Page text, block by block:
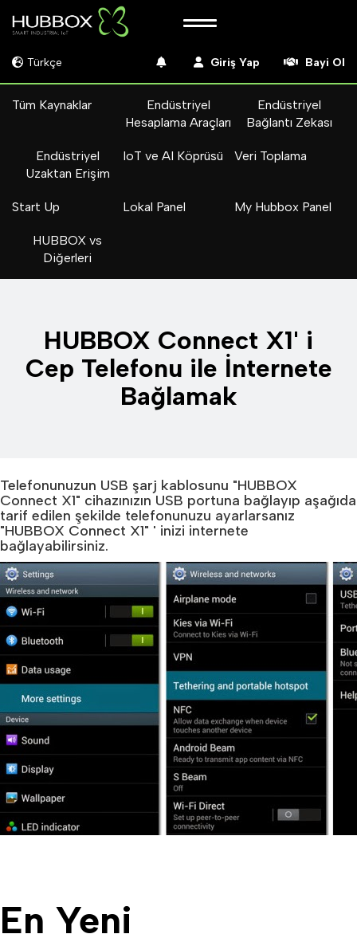
Türkçe Giriş Yap Bayi Ol
Tüm Kaynaklar
Endüstriyel
Hesaplama Araçları
Endüstriyel
Bağlantı Zekası
Endüstriyel
Uzaktan Erişim
IoT ve AI Köprüsü Veri Toplama
Start Up Lokal Panel My Hubbox Panel
HUBBOX vs
Diğerleri
HUBBOX Connect X1' i
Cep Telefonu ile İnternete
Bağlamak
Telefonunuzun USB şarj kablosunu "HUBBOX
Connect X1" cihazınızın USB portuna bağlayıp aşağıda
tarif edilen şekilde telefonunuzu ayarlarsanız
"HUBBOX Connect X1" ' inizi internete
bağlayabilirsiniz.
En Yeni